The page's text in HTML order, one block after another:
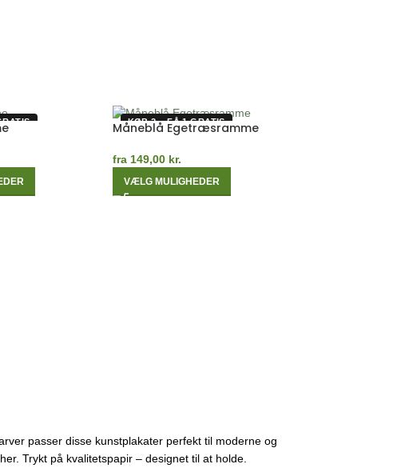
KØB 2 – FÅ 1 GRATIS
Måneblå Egetræsramme
fra 149,00 kr.
VÆLG MULIGHEDER
passer disse kunstplakater perfekt til moderne og
Trykt på kvalitetspapir – designet til at holde.